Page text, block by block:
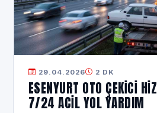
29.04.2026 2 DK
ESENYURT OTO ÇEKICI
7/24 ACIL YOL YARDIM